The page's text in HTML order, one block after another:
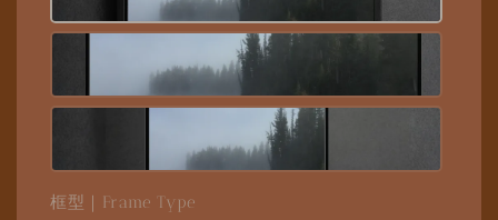
框型｜Frame Type